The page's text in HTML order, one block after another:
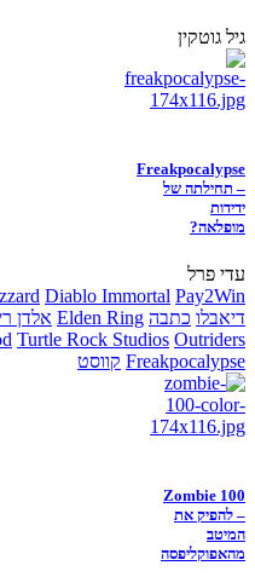
גיל גוטקין
Freakpocalypse
– תחילתה של
ידידות
מופלאה?
עדי פרל
Diablo Immortal Pay2Win
דיאבלו כתבה Elden Ring אלדן
Turtle Rock Studios Outriders
Freakpocalypse קווסט
Zombie 100
– להפיק את
המיטב
מהאפוקליפסה